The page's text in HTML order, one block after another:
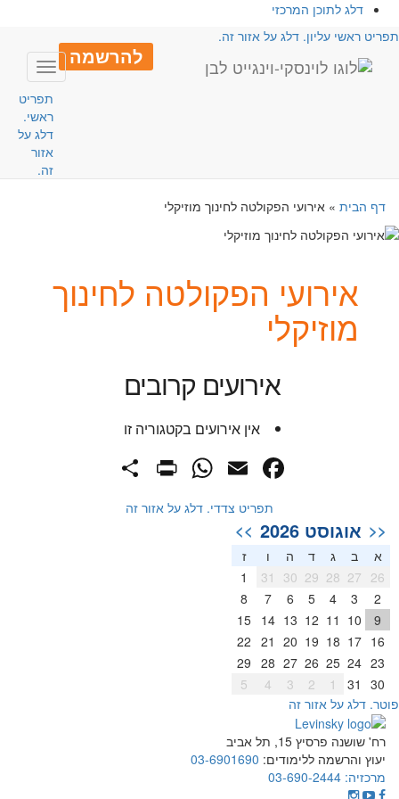
דלג לתוכן המרכזי
ראשי עליון. דלג על אזור זה.
להרשמה
Toggle
תפריט
ראשי.
דלג על
אזור
זה.
דף הבית» אירועי הפקולטה לחינוך מוזיקלי
אירועי הפקולטה לחינוך
מוזיקלי
אירועים קרובים
אין אירועים בקטגוריה זו
Facebook
Email
WhatsApp
תפריט צדדי. דלג על אזור זה
<< אוגוסט 2026 >>
א ב ג ד ה
ז
26
27
28
29
30
31
2
3
4
5
6
7
8
9
10
11
12
13
14
15
16
17
18
19
20
21
22
23
24
25
26
27
28
29
30
31
2
3
4
5
דלג על אזור זה
רח' שושנה פרסיץ 15, תל אביב
יעוץ והרשמה ללימודים: 03-6901690
מרכזיה: 03-690-2444